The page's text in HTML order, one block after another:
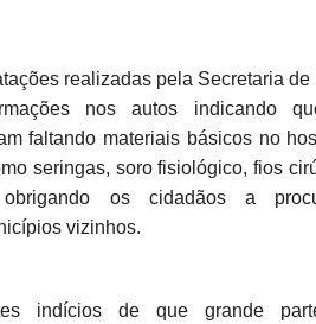
realizadas pela Secretaria de
nos autos indicando
faltando materiais básicos no
seringas, soro fisiológico, fios
os cidadãos a
vizinhos.
indícios de que grande